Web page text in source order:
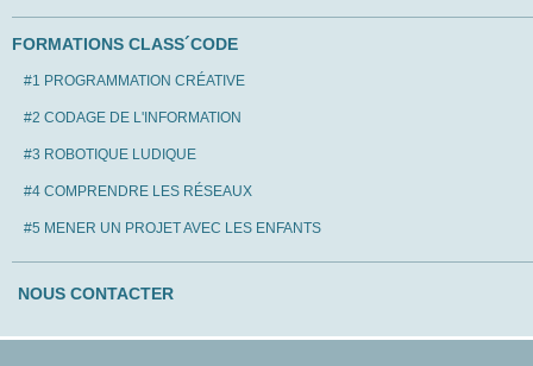
FORMATIONS CLASS´CODE
#1 PROGRAMMATION CRÉATIVE
#2 CODAGE DE L'INFORMATION
#3 ROBOTIQUE LUDIQUE
#4 COMPRENDRE LES RÉSEAUX
#5 MENER UN PROJET AVEC LES ENFANTS
NOUS CONTACTER